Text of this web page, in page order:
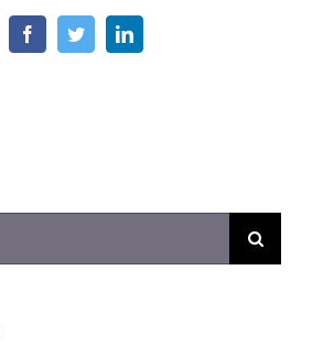
FacebookTwitterLinkedIn